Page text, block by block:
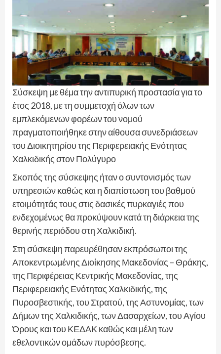
Σύσκεψη με θέμα την αντιπυρική προστασία για το
έτος 2018, με τη συμμετοχή όλων των
εμπλεκόμενων φορέων του νομού
πραγματοποιήθηκε στην αίθουσα συνεδριάσεων
του Διοικητηρίου της Περιφερειακής Ενότητας
Χαλκιδικής στον Πολύγυρο
Σκοπός της σύσκεψης ήταν ο συντονισμός των
υπηρεσιών καθώς και η διαπίστωση του βαθμού
ετοιμότητάς τους στις δασικές πυρκαγιές που
ενδεχομένως θα προκύψουν κατά τη διάρκεια της
θερινής περιόδου στη Χαλκιδική.
Στη σύσκεψη παρευρέθησαν εκπρόσωποι της
Αποκεντρωμένης Διοίκησης Μακεδονίας – Θράκης,
της Περιφέρειας Κεντρικής Μακεδονίας, της
Περιφερειακής Ενότητας Χαλκιδικής, της
Πυροσβεστικής, του Στρατού, της Αστυνομίας, των
Δήμων της Χαλκιδικής, των Δασαρχείων, του Αγίου
Όρους και του ΚΕΔΑΚ καθώς και μέλη των
εθελοντικών ομάδων πυρόσβεσης.